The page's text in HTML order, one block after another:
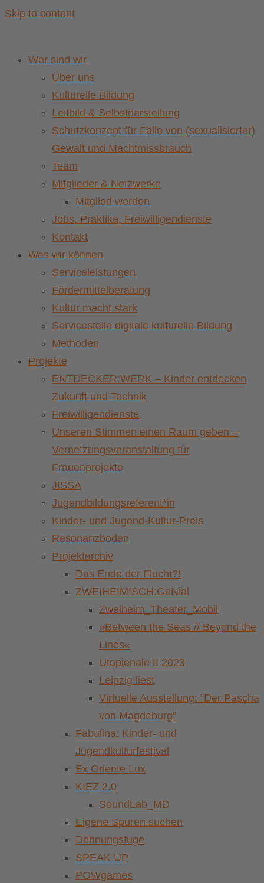
Skip to content
Wer sind wir
Über uns
Kulturelle Bildung
Leitbild & Selbstdarstellung
Schutzkonzept für Fälle von (sexualisierter)
Gewalt und Machtmissbrauch
Team
Mitglieder & Netzwerke
Mitglied werden
Jobs, Praktika, Freiwilligendienste
Kontakt
Was wir können
Serviceleistungen
Fördermittelberatung
Kultur macht stark
Servicestelle digitale kulturelle Bildung
Methoden
Projekte
ENTDECKER:WERK – Kinder entdecken
Zukunft und Technik
Freiwilligendienste
Unseren Stimmen einen Raum geben –
Vernetzungsveranstaltung für
Frauenprojekte
JISSA
Jugendbildungsreferent*in
Kinder- und Jugend-Kultur-Preis
Resonanzboden
Projektarchiv
Das Ende der Flucht?!
ZWEIHEIMISCH:GeNial
Zweiheim_Theater_Mobil
»Between the Seas // Beyond the
Lines«
Utopienale II 2023
Leipzig liest
Virtuelle Ausstellung: “Der Pascha
von Magdeburg”
Fabulina: Kinder- und
Jugendkulturfestival
Ex Oriente Lux
KIEZ 2.0
SoundLab_MD
Eigene Spuren suchen
Dehnungsfuge
SPEAK UP
POWgames